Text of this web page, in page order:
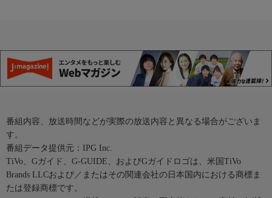
番組内容、放送時間などが実際の放送内容と異なる場合がございま
す。
番組データ提供元：IPG Inc.
TiVo、Gガイド、G-GUIDE、およびGガイドロゴは、米国TiVo
Brands LLCおよび／またはその関連会社の日本国内における商標ま
たは登録商標です。